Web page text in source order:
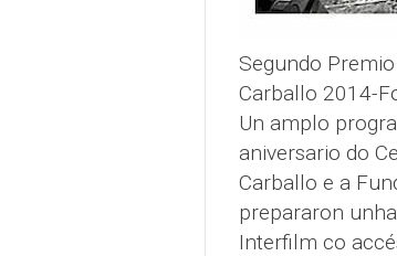
Segundo
Carballo 2014-
Un amplo
aniversario do
Carballo e a
prepararon
Interfilm co